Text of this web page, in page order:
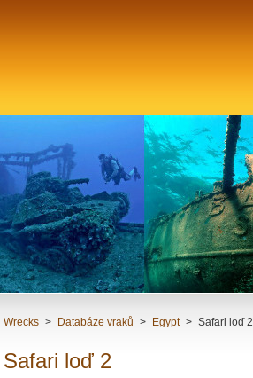
Wrecks > Databáze vraků > Egypt > Safari loď 2
Safari loď 2